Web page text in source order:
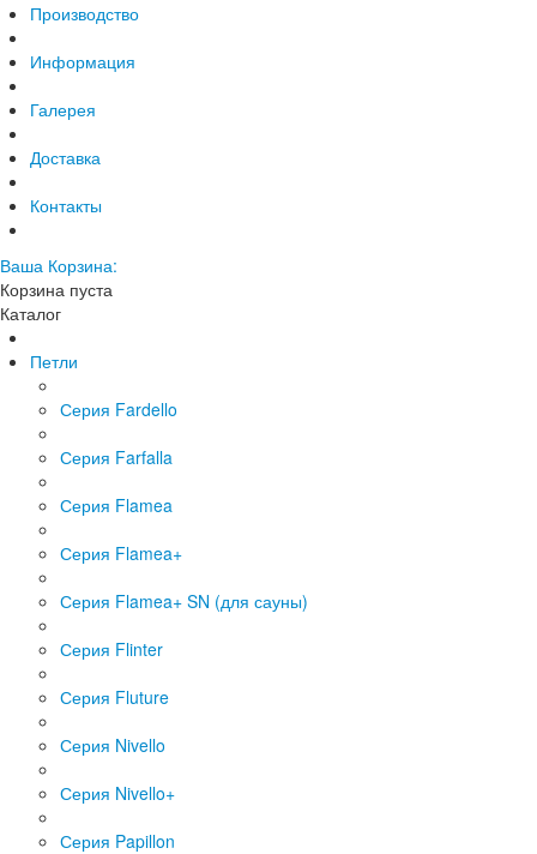
Производство
Информация
Галерея
Доставка
Контакты
Ваша Корзина:
Корзина пуста
Каталог
Петли
Серия Fardello
Серия Farfalla
Серия Flamea
Серия Flamea+
Серия Flamea+ SN (для сауны)
Серия Flinter
Серия Fluture
Серия Nivello
Серия Nivello+
Серия Papillon